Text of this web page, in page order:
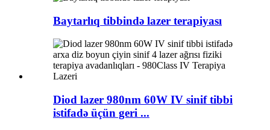
Baytarlıq tibbində lazer terapiyası
Diod lazer 980nm 60W IV sinif tibbi
istifadə üçün geri ...